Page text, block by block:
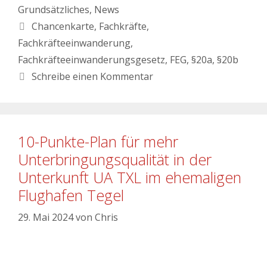
Grundsätzliches, News
Chancenkarte, Fachkräfte,
Fachkräfteeinwanderung,
Fachkräfteeinwanderungsgesetz, FEG, §20a, §20b
Schreibe einen Kommentar
10-Punkte-Plan für mehr
Unterbringungsqualität in der
Unterkunft UA TXL im ehemaligen
Flughafen Tegel
29. Mai 2024von Chris